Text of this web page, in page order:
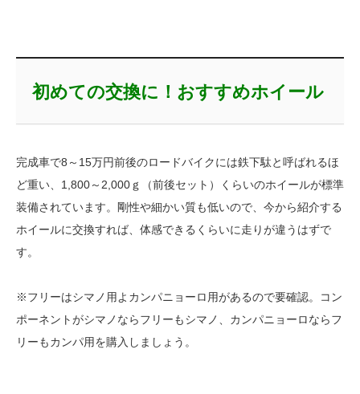
初めての交換に！おすすめホイール
完成車で8～15万円前後のロードバイクには鉄下駄と呼ばれるほ
ど重い、1,800～2,000ｇ（前後セット）くらいのホイールが標準
装備されています。剛性や細かい質も低いので、今から紹介する
ホイールに交換すれば、体感できるくらいに走りが違うはずで
す。
※フリーはシマノ用よカンパニョーロ用があるので要確認。コン
ポーネントがシマノならフリーもシマノ、カンパニョーロならフ
リーもカンパ用を購入しましょう。